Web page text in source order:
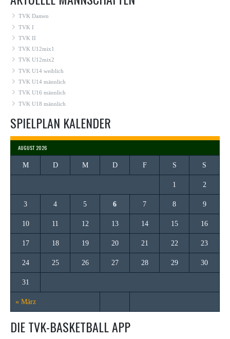
TVK Damen
TVK I
TVK II
TVK U12mix1
TVK U12mix2
TVK U14 weiblich
TVK U14 männlich
TVK U16 männlich
TVK U18 männlich
SPIELPLAN KALENDER
AUGUST 2026
M D M D F S S
« März
1 2
3 4 5 6 7 8 9
10 11 12 13 14 15 16
17 18 19 20 21 22 23
24 25 26 27 28 29 30
31
DIE TVK-BASKETBALL APP